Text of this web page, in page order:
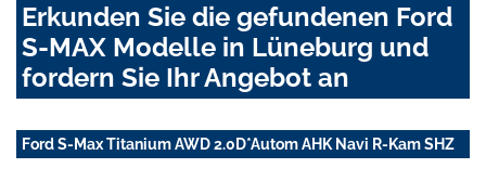
Erkunden Sie die gefundenen Ford
S-MAX Modelle in Lüneburg und
fordern Sie Ihr Angebot an
Ford S-Max Titanium AWD 2.0D*Autom AHK Navi R-Kam SHZ